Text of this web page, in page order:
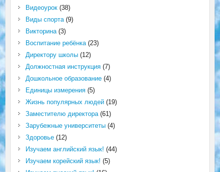
Видеоурок(38)
Виды спорта(9)
Викторина(3)
Воспитание ребёнка(23)
Директору школы(12)
Должностная инструкция(7)
Дошкольное образование(4)
Единицы измерения(5)
Жизнь популярных людей(19)
Заместителю директора(61)
Зарубежные университеты(4)
Здоровье(12)
Изучаем английский язык! (44)
Изучаем корейский язык! (5)